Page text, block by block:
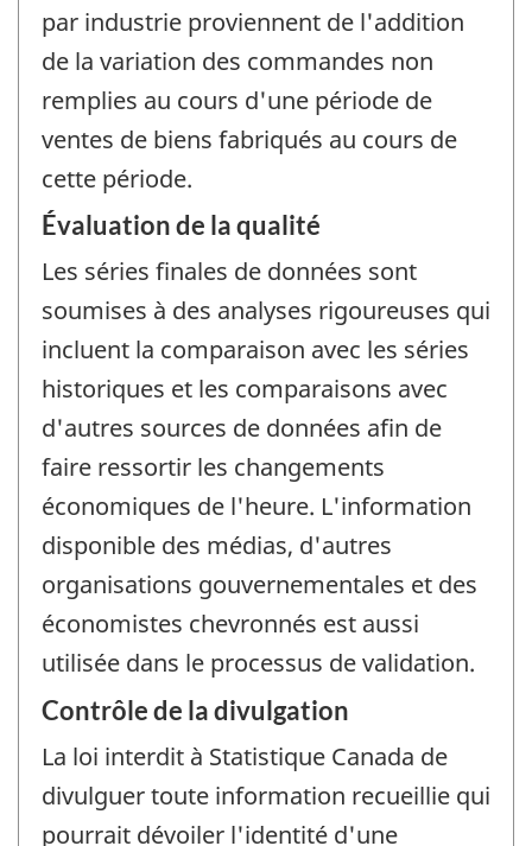
par industrie proviennent de l'addition
de la variation des commandes non
remplies au cours d'une période de
ventes de biens fabriqués au cours de
cette période.
Évaluation de la qualité
Les séries finales de données sont
soumises à des analyses rigoureuses qui
incluent la comparaison avec les séries
historiques et les comparaisons avec
d'autres sources de données afin de
faire ressortir les changements
économiques de l'heure. L'information
disponible des médias, d'autres
organisations gouvernementales et des
économistes chevronnés est aussi
utilisée dans le processus de validation.
Contrôle de la divulgation
La loi interdit à Statistique Canada de
divulguer toute information recueillie qui
pourrait dévoiler l'identité d'une